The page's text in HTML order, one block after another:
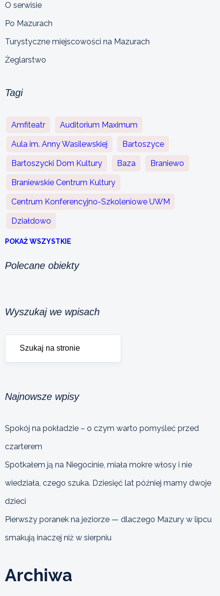
O serwisie
Po Mazurach
Turystyczne miejscowości na Mazurach
Żeglarstwo
Tagi
Amfiteatr Auditorium Maximum
Aula im. Anny Wasilewskiej Bartoszyce
Bartoszycki Dom Kultury Baza Braniewo
Braniewskie Centrum Kultury
Centrum Konferencyjno-Szkoleniowe UWM
Działdowo
POKAŻ WSZYSTKIE
Polecane obiekty
Wyszukaj we wpisach
Najnowsze wpisy
Spokój na pokładzie – o czym warto pomyśleć przed
czarterem
Spotkałem ją na Niegocinie, miała mokre włosy i nie
wiedziała, czego szuka. Dziesięć lat później mamy dwoje
dzieci
Pierwszy poranek na jeziorze — dlaczego Mazury w lipcu
smakują inaczej niż w sierpniu
Archiwa